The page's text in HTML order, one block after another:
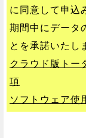
に同意して申込
期間中にデータ
とを承諾いたし
クラウド版トー
項
ソフトウェア使